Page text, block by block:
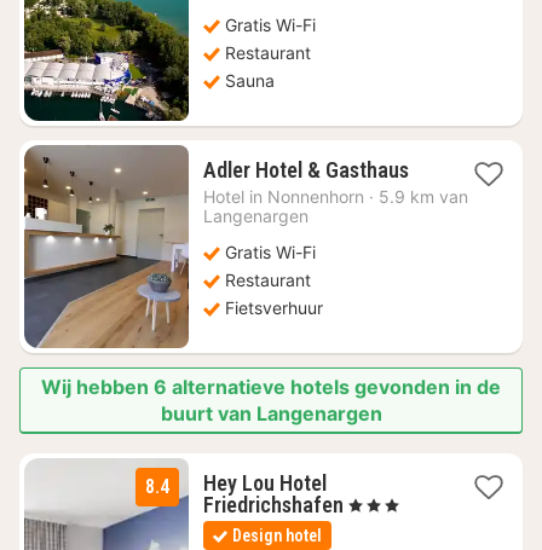
144,86
Gratis Wi-Fi
Restaurant
Sauna
Adler Hotel & Gasthaus1
nacht
Hotel in Nonnenhorn · 5.9 km van
Langenargen
Gratis Wi-Fi
Restaurant
Fietsverhuur
Wij hebben 6 alternatieve hotels gevonden in de
buurt van Langenargen
8.4
Hey Lou Hotel
Friedrichshafen 2
, 3 Sterren
Design hotel